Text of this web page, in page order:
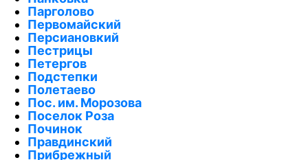
Парголово
Первомайский
Персиановкий
Пестрицы
Петергов
Подстепки
Полетаево
Пос. им. Морозова
Поселок Роза
Починок
Правдинский
Прибрежный